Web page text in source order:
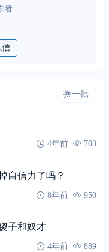
者
信
换一批
4年前 703
自信力了吗？
8年前 950
子和奴才
4年前 889